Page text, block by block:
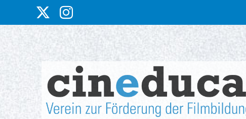
content
Instagram